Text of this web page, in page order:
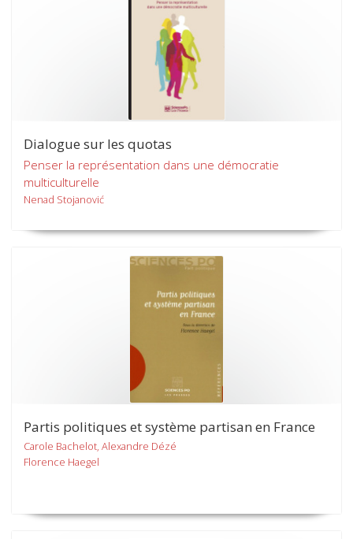
Dialogue sur les quotas
Penser la représentation dans une démocratie
multiculturelle
Nenad Stojanović
Partis politiques et système partisan en France
Carole Bachelot, Alexandre Dézé
Florence Haegel